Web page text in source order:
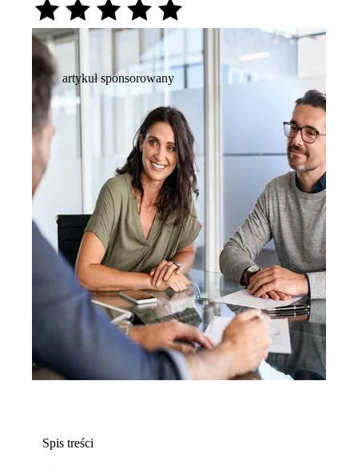
artykuł sponsorowany
Spis treści